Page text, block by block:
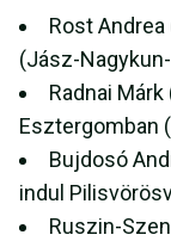
Rost
(Jász-
Radnai
Esztergomban
Bujdosó
indul
Ruszin-